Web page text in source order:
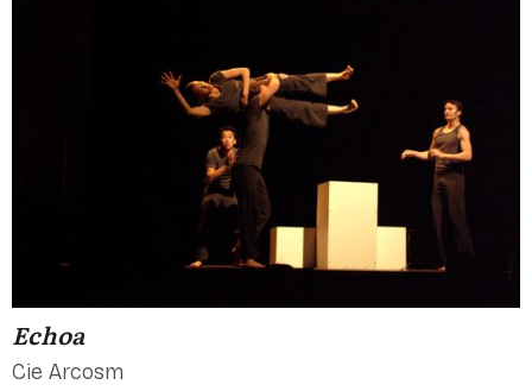
Echoa
Cie Arcosm